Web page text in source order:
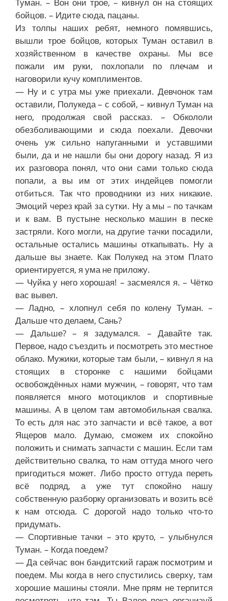
бойцов. – Идите сюда, пацаны.
Из толпы наших ребят, немного помявшись,
вышли трое бойцов, которых Туман оставил в
хозяйственном в качестве охраны. Мы все
пожали им руки, похлопали по плечам и
наговорили кучу комплиментов.
— Ну и с утра мы уже приехали. Девчонок там
оставили, Полукеда – с собой, – кивнул Туман на
него, продолжая свой рассказ. – Обкололи
обезболивающими и сюда поехали. Девочки
очень уж сильно напуганными и уставшими
были, да и не нашли бы они дорогу назад. Я из
их разговора понял, что они сами только сюда
попали, а вы им от этих индейцев помогли
отбиться. Так что проводники из них никакие.
Эмоций через край за сутки. Ну а мы – по тачкам
и к вам. В пустыне несколько машин в песке
застряли. Кого могли, на другие тачки посадили,
остальные остались машины откапывать. Ну а
дальше вы знаете. Как Полукед на этом Плато
ориентируется, я ума не приложу.
— Чуйка у него хорошая! – засмеялся я. – Чётко
вас вывел.
— Ладно, – хлопнул себя по колену Туман. –
Дальше что делаем, Сань?
— Дальше? – я задумался. – Давайте так.
Первое, надо съездить и посмотреть это местное
облако. Мужики, которые там были, – кивнул я на
стоящих в сторонке с нашими бойцами
освобождённых нами мужчин, – говорят, что там
появляется много мотоциклов и спортивные
машины. А в целом там автомобильная свалка.
То есть для нас это запчасти и всё такое, а вот
Ящеров мало. Думаю, сможем их спокойно
положить и снимать запчасти с машин. Если там
действительно свалка, то нам оттуда много чего
пригодиться может. Либо просто оттуда переть
всё подряд, а уже тут спокойно нашу
собственную разборку организовать и возить всё
к нам отсюда. С дорогой надо только что-то
придумать.
— Спортивные тачки – это круто, – улыбнулся
Туман. – Когда поедем?
— Да сейчас вон бандитский гараж посмотрим и
поедем. Мы когда в него спустились сверху, там
хорошие машины стояли. Мне прям не терпится